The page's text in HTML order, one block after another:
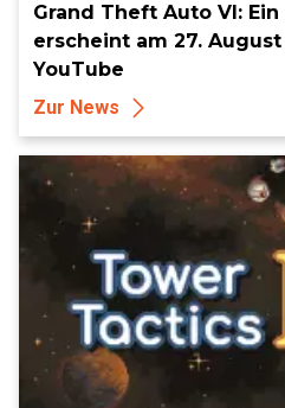
Grand Theft Auto VI:
erscheint am 27.
YouTube
Zur News